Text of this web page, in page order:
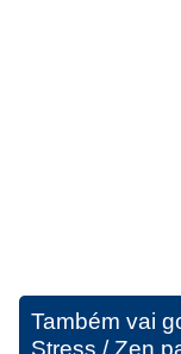
Também vai
Stress / Zen